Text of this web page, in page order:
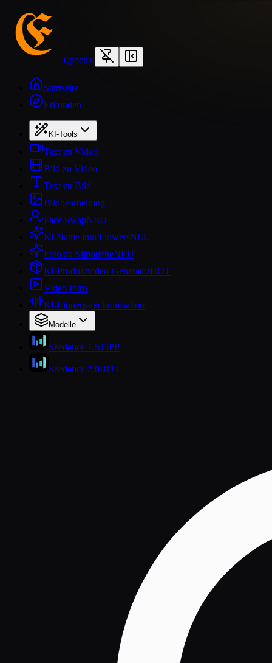
Epochal
Startseite
Erkunden
KI-Tools
Text zu Video
Bild zu Video
Text zu Bild
Bildbearbeitung
Face SwapNEU
KI Name into FlowersNEU
Foto zu SilhouetteNEU
KI-Produktvideo-GeneratorHOT
Video Intro
KI-Lippensynchronisation
Modelle
Seedance 1.5TIPP
Seedance 2.0HOT